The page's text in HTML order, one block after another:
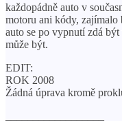
každopádně auto v
motoru ani kódy, zajímalo
auto se po vypnutí zdá
může být.
EDIT:
ROK 2008
Žádná úprava kromě